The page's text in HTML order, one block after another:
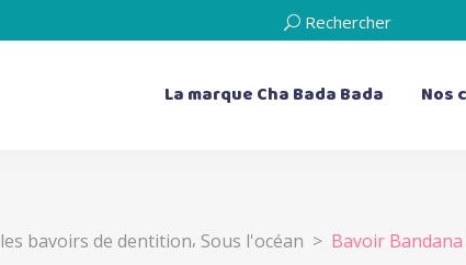
Rechercher
La marque Cha Bada Bada Nos
les bavoirs
les
les bavoirs de dentition, Sous l'océan > Bavoir Bandana